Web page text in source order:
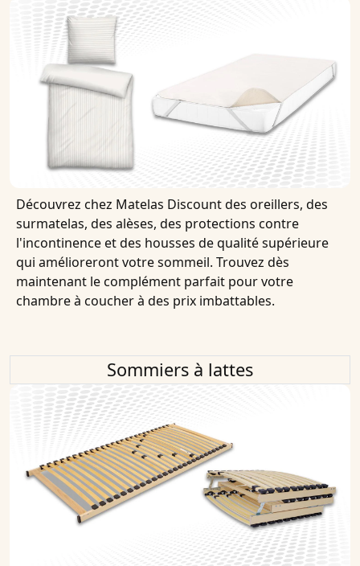
Découvrez chez Matelas Discount des oreillers, des
surmatelas, des alèses, des protections contre
l'incontinence et des housses de qualité supérieure
qui amélioreront votre sommeil. Trouvez dès
maintenant le complément parfait pour votre
chambre à coucher à des prix imbattables.
Sommiers à lattes